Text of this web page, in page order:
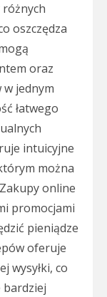
oszczędza
oraz
jednym
łatwego
intuicyjne
można
online
promocjami
pieniądze
oferuje
wysyłki, co
bardziej